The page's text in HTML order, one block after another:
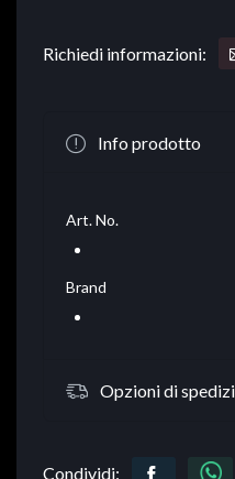
Richiedi informazioni:
Info prodotto
Art. No.
Brand
Opzioni di
Condividi: